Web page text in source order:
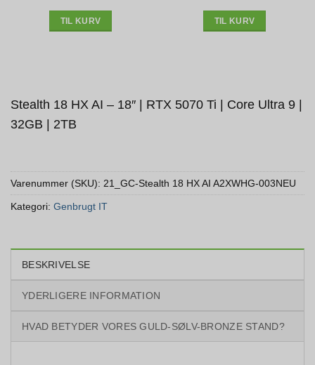
TIL KURV TIL KURV
Stealth 18 HX AI – 18″ | RTX 5070 Ti | Core Ultra 9 |
32GB | 2TB
Varenummer (SKU): 21_GC-Stealth 18 HX AI A2XWHG-003NEU
Kategori: Genbrugt IT
BESKRIVELSE
YDERLIGERE INFORMATION
HVAD BETYDER VORES GULD-SØLV-BRONZE STAND?